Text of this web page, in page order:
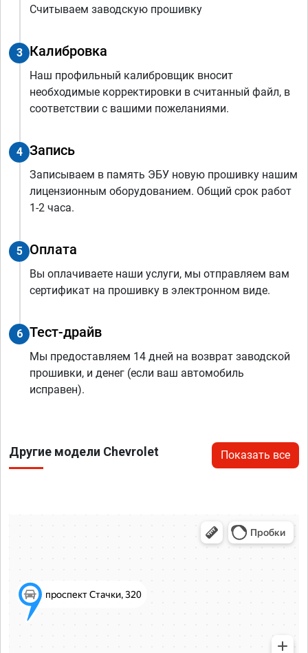
Считываем заводскую прошивку
3 Калибровка
Наш профильный калибровщик вносит
необходимые корректировки в считанный файл, в
соответствии с вашими пожеланиями.
4 Запись
Записываем в память ЭБУ новую прошивку нашим
лицензионным оборудованием. Общий срок работ
1-2 часа.
5 Оплата
Вы оплачиваете наши услуги, мы отправляем вам
сертификат на прошивку в электронном виде.
6 Тест-драйв
Мы предоставляем 14 дней на возврат заводской
прошивки, и денег (если ваш автомобиль
исправен).
Другие модели Chevrolet Показать все